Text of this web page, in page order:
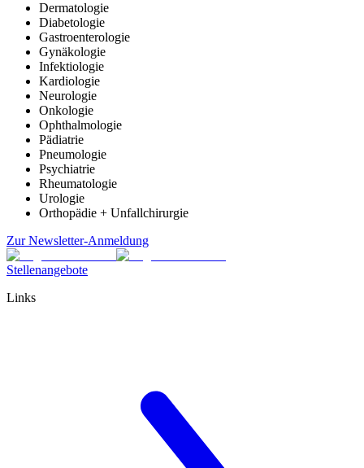
Dermatologie
Diabetologie
Gastroenterologie
Gynäkologie
Infektiologie
Kardiologie
Neurologie
Onkologie
Ophthalmologie
Pädiatrie
Pneumologie
Psychiatrie
Rheumatologie
Urologie
Orthopädie + Unfallchirurgie
Zur Newsletter-Anmeldung
Stellenangebote
Links